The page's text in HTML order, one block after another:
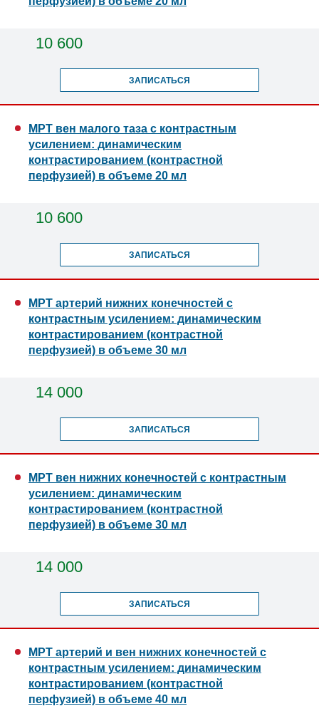
10 600
ЗАПИСАТЬСЯ
МРТ вен малого таза с контрастным
усилением: динамическим
контрастированием (контрастной
перфузией) в объеме 20 мл
10 600
ЗАПИСАТЬСЯ
МРТ артерий нижних конечностей с
контрастным усилением: динамическим
контрастированием (контрастной
перфузией) в объеме 30 мл
14 000
ЗАПИСАТЬСЯ
МРТ вен нижних конечностей с контрастным
усилением: динамическим
контрастированием (контрастной
перфузией) в объеме 30 мл
14 000
ЗАПИСАТЬСЯ
МРТ артерий и вен нижних конечностей с
контрастным усилением: динамическим
контрастированием (контрастной
перфузией) в объеме 40 мл